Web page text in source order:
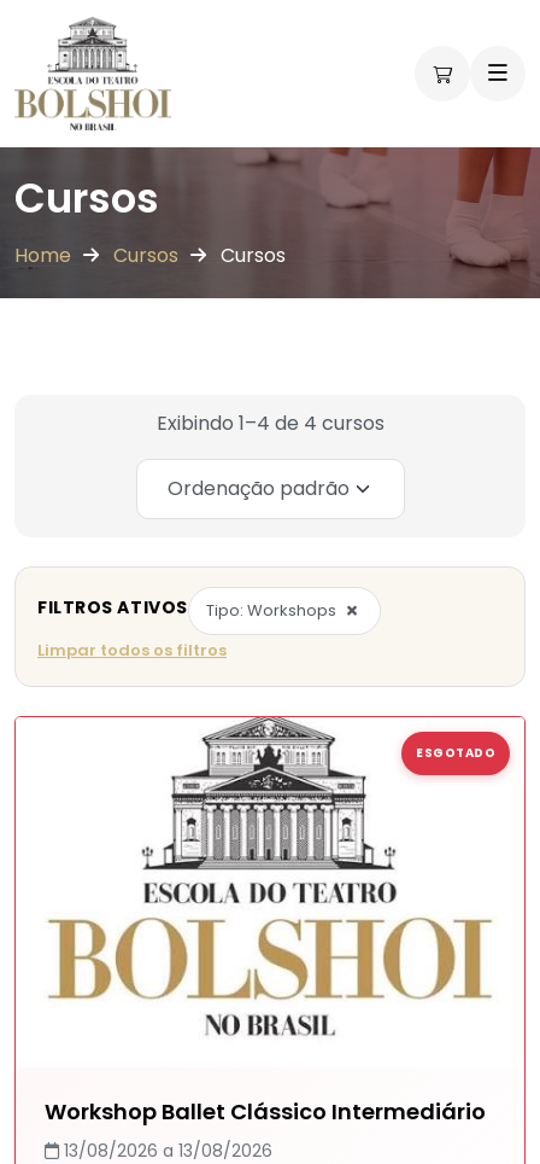
Cursos
Home Cursos Cursos
Exibindo 1–4 de 4 cursos
FILTROS ATIVOS Tipo: Workshops ×
Limpar todos os filtros
ESGOTADO
Workshop Ballet Clássico Intermediário
13/08/2026 a 13/08/2026